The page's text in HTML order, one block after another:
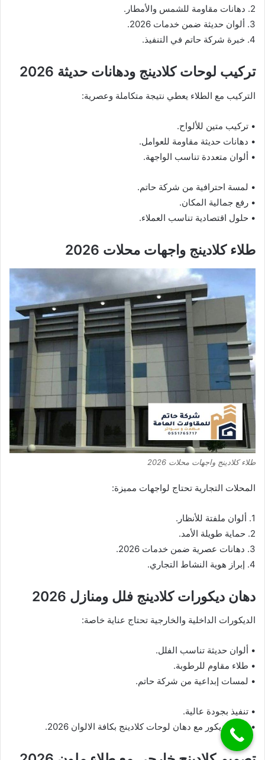
2. دهانات مقاومة للشمس والأمطار.
3. ألوان حديثة ضمن خدمات 2026.
4. خبرة شركة حاتم في التنفيذ.
تركيب لوحات كلادينج ودهانات حديثة 2026
التركيب مع الطلاء يعطي نتيجة متكاملة وعصرية:
• تركيب متين للألواح.
• دهانات حديثة مقاومة للعوامل.
• ألوان متعددة تناسب الواجهة.
• لمسة احترافية من شركة حاتم.
• رفع جمالية المكان.
• حلول اقتصادية تناسب العملاء.
طلاء كلادينج واجهات محلات 2026
طلاء كلادينج واجهات محلات 2026
المحلات التجارية تحتاج لواجهات مميزة:
1. ألوان ملفتة للأنظار.
2. حماية طويلة الأمد.
3. دهانات عصرية ضمن خدمات 2026.
4. إبراز هوية النشاط التجاري.
دهان ديكورات كلادينج فلل ومنازل 2026
الديكورات الداخلية والخارجية تحتاج عناية خاصة:
• ألوان حديثة تناسب الفلل.
• طلاء مقاوم للرطوبة.
• لمسات إبداعية من شركة حاتم.
• تنفيذ بجودة عالية.
• دمج الديكور مع دهان لوحات كلادينج بكافة الالوان 2026.